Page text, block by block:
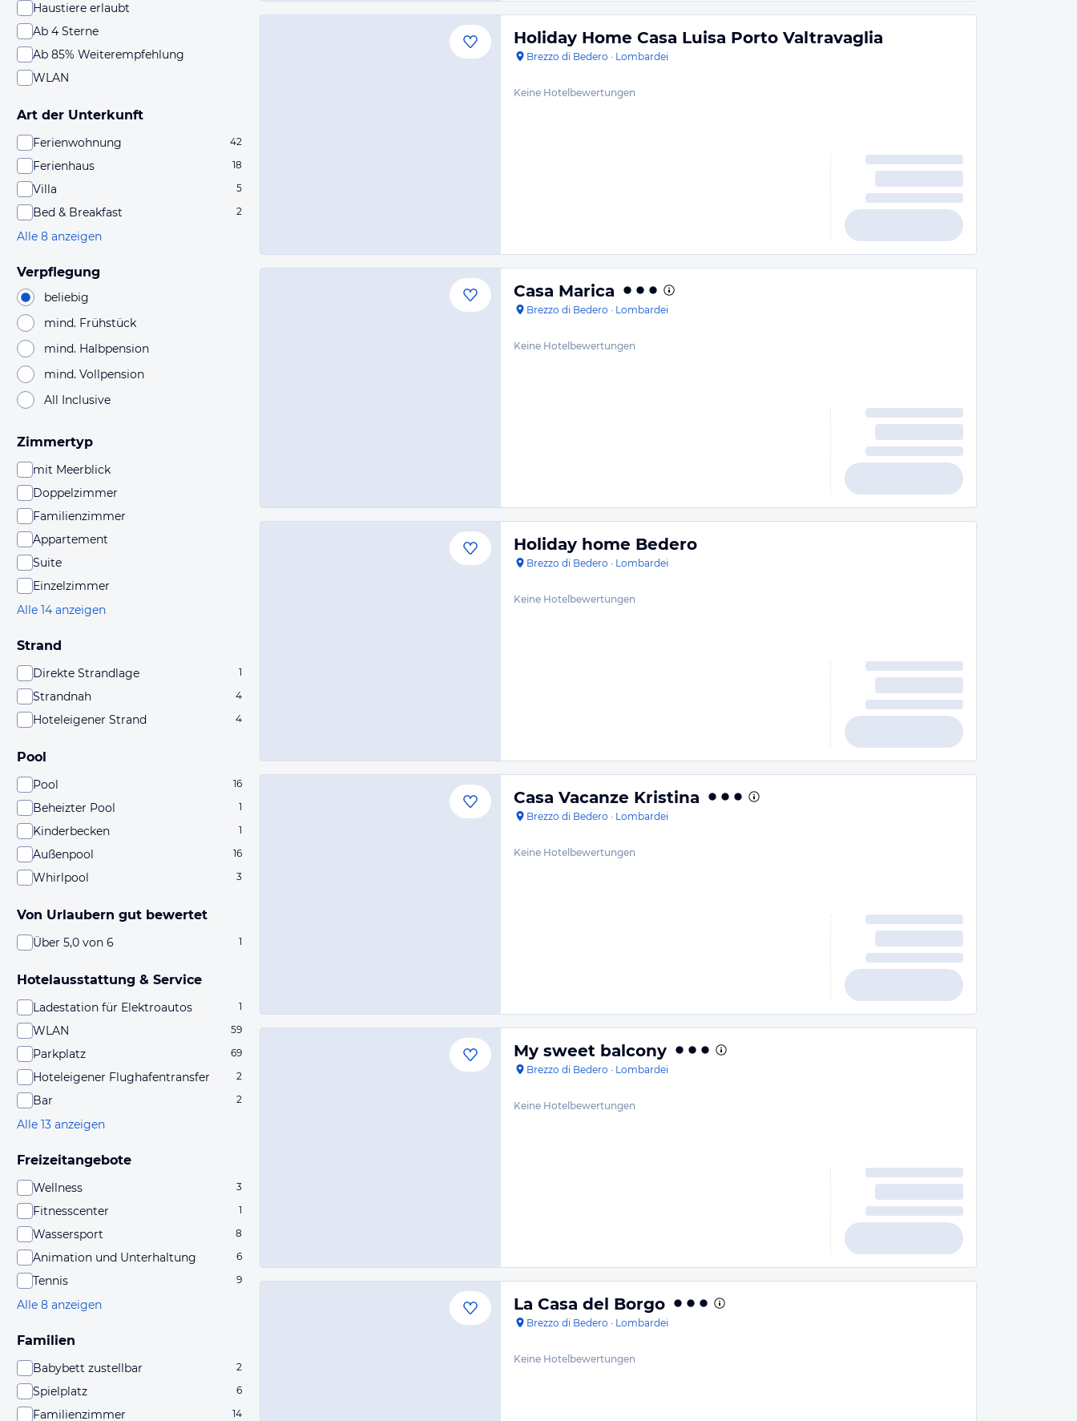
Haustiere erlaubt
Ab 4 Sterne
Ab 85% Weiterempfehlung
WLAN
Art der Unterkunft
Ferienwohnung 42
Ferienhaus 18
Villa 5
Bed & Breakfast 2
Alle 8 anzeigen
Verpflegung
beliebig
mind. Frühstück
mind. Halbpension
mind. Vollpension
All Inclusive
Zimmertyp
mit Meerblick
Doppelzimmer
Familienzimmer
Appartement
Suite
Einzelzimmer
Alle 14 anzeigen
Strand
Direkte Strandlage 1
Strandnah 4
Hoteleigener Strand 4
Pool
Pool 16
Beheizter Pool 1
Kinderbecken 1
Außenpool 16
Whirlpool 3
Von Urlaubern gut bewertet
Über 5,0 von 6 1
Hotelausstattung & Service
Ladestation für Elektroautos 1
WLAN 59
Parkplatz 69
Hoteleigener Flughafentransfer 2
Bar 2
Alle 13 anzeigen
Freizeitangebote
Wellness 3
Fitnesscenter 1
Wassersport 8
Animation und Unterhaltung 6
Tennis 9
Alle 8 anzeigen
Familien
Babybett zustellbar 2
Spielplatz 6
Familienzimmer 14
Holiday Home Casa Luisa Porto Valtravaglia
Brezzo di Bedero · Lombardei
Keine Hotelbewertungen
Casa Marica
Brezzo di Bedero · Lombardei
Keine Hotelbewertungen
Holiday home Bedero
Brezzo di Bedero · Lombardei
Keine Hotelbewertungen
Casa Vacanze Kristina
Brezzo di Bedero · Lombardei
Keine Hotelbewertungen
My sweet balcony
Brezzo di Bedero · Lombardei
Keine Hotelbewertungen
La Casa del Borgo
Brezzo di Bedero · Lombardei
Keine Hotelbewertungen